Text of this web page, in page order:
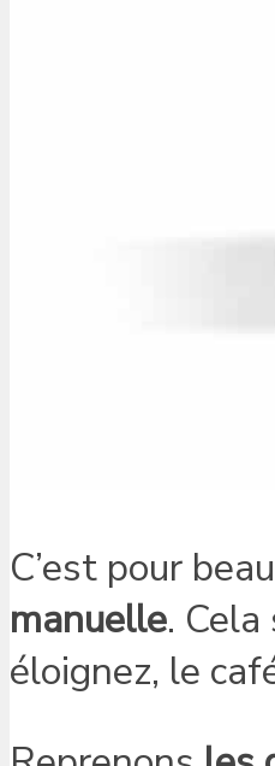
C’est pour
manuelle.
éloignez, le